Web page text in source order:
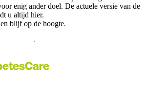
enig ander doel. De actuele versie van de
u altijd hier.
blijf op de hoogte.